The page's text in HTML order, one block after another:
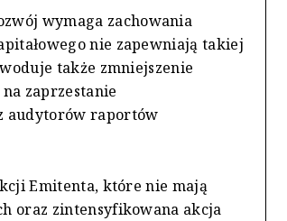
wymaga zachowania
nie zapewniają takiej
także zmniejszenie
zaprzestanie
audytorów raportów
Emitenta, które nie mają
oraz zintensyfikowana akcja